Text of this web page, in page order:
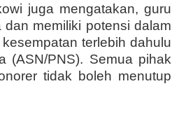
juga mengatakan, guru
memiliki potensi dalam
terlebih dahulu
(ASN/PNS). Semua pihak
tidak boleh menutup